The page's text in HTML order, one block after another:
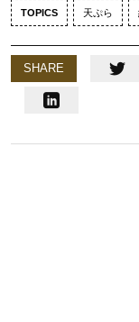
TOPICS 天ぷら
SHARE